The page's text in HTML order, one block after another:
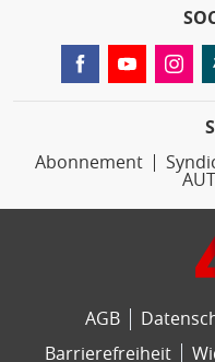
Abonnement
AGB
Barrierefreiheit